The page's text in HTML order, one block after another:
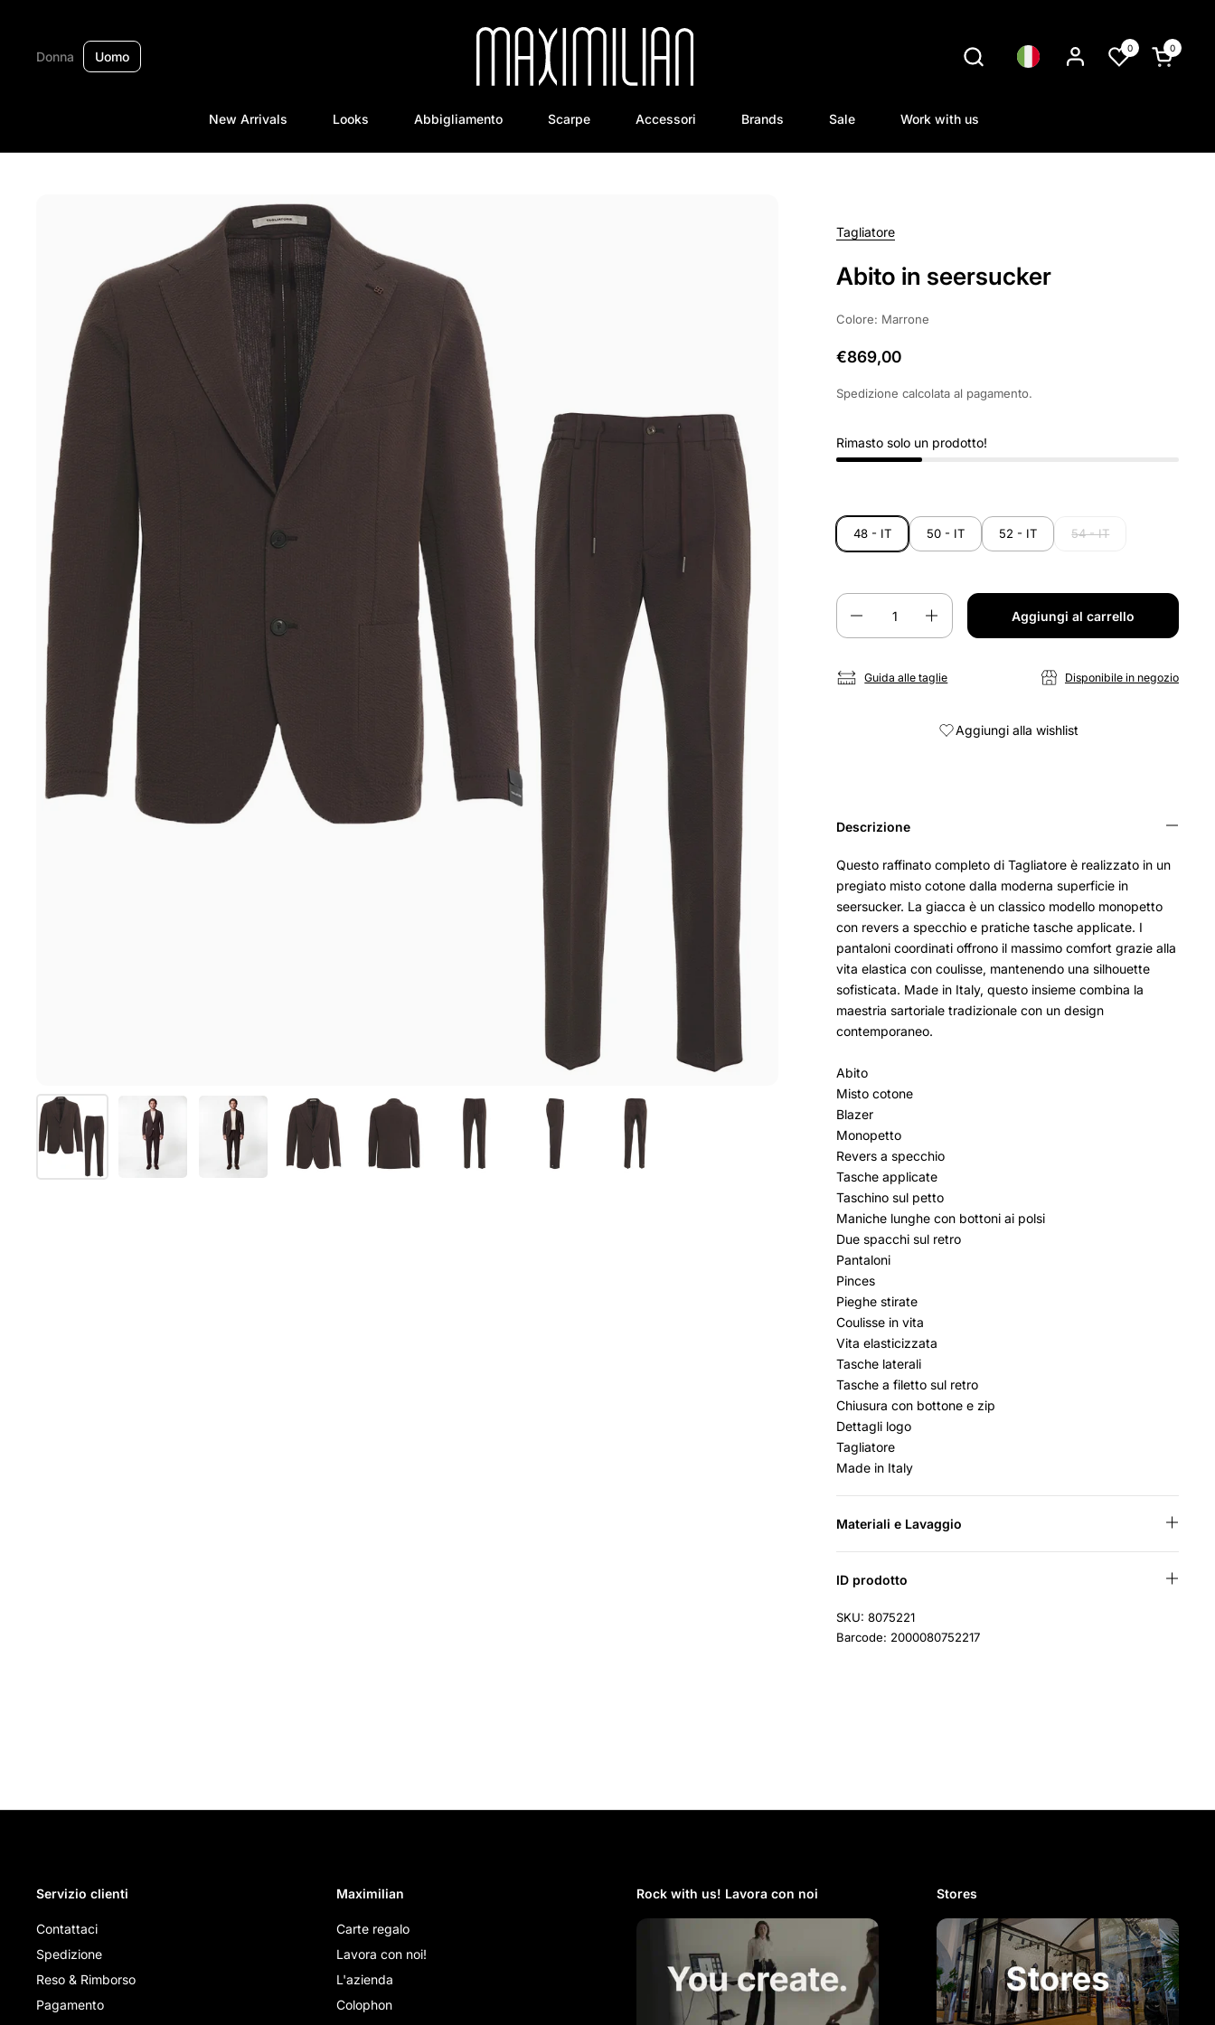
Donna Uomo Lingua 0
Apri
0
New Arrivals Looks Abbigliamento Scarpe Accessori Brands Sale Work with us
Tagliatore
Abito in seersucker
Colore: Marrone
€869,00
Spedizione calcolata al pagamento.
Rimasto solo un prodotto!
48 - IT 50 - IT 52 - IT 54 - IT
Quantità
Aggiungi al carrello
Guida alle taglie Disponibile in negozio
Aggiungi alla wishlist
Descrizione
Questo raffinato completo di Tagliatore è realizzato in un
pregiato misto cotone dalla moderna superficie in
seersucker. La giacca è un classico modello monopetto
con revers a specchio e pratiche tasche applicate. I
pantaloni coordinati offrono il massimo comfort grazie alla
vita elastica con coulisse, mantenendo una silhouette
sofisticata. Made in Italy, questo insieme combina la
maestria sartoriale tradizionale con un design
contemporaneo.
Abito
Misto cotone
Blazer
Monopetto
Revers a specchio
Tasche applicate
Taschino sul petto
Maniche lunghe con bottoni ai polsi
Due spacchi sul retro
Pantaloni
Pinces
Pieghe stirate
Coulisse in vita
Vita elasticizzata
Tasche laterali
Tasche a filetto sul retro
Chiusura con bottone e zip
Dettagli logo
Tagliatore
Made in Italy
Materiali e Lavaggio
ID prodotto
SKU: 8075221
Barcode: 2000080752217
Servizio clienti
Contattaci
Spedizione
Reso & Rimborso
Pagamento
Maximilian
Carte regalo
Lavora con noi!
L'azienda
Colophon
Rock with us! Lavora con noi​ Stores